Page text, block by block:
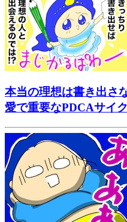
本当の理想は書き出
愛で重要なPDCAサイ